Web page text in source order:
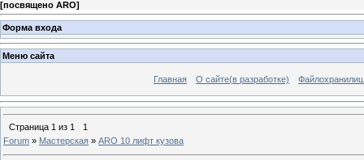
[посвящено ARO]
Форма входа
Меню сайта
Главная О сайте(в разработке)
Страница 1 из 1
1
Forum » Мастерская » ARO 10 лифт кузова